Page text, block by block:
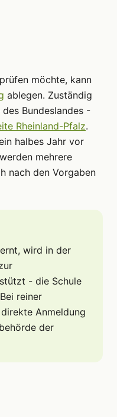
möchte, kann
ablegen. Zuständig
Bundeslandes -
Rheinland-Pfalz.
halbes Jahr vor
mehrere
nach den Vorgaben
wird in der
- die Schule
reiner
Anmeldung
der